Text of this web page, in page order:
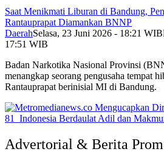
Saat Menikmati Liburan di Bandung,
Rantauprapat Diamankan BNNP
DaerahSelasa, 23 Juni 2026 - 18:21 WIB
17:51 WIB
Badan Narkotika Nasional Provinsi
menangkap seorang pengusaha tempat
Rantauprapat berinisial MI di Bandung.
Advertorial & Berita